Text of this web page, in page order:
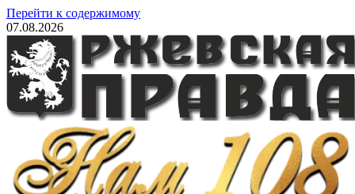
Перейти к содержимому
07.08.2026